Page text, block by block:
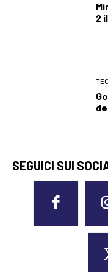
2
SEGUICI SUI